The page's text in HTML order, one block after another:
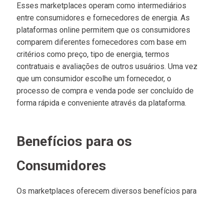
Esses marketplaces operam como intermediários
entre consumidores e fornecedores de energia. As
plataformas online permitem que os consumidores
comparem diferentes fornecedores com base em
critérios como preço, tipo de energia, termos
contratuais e avaliações de outros usuários. Uma vez
que um consumidor escolhe um fornecedor, o
processo de compra e venda pode ser concluído de
forma rápida e conveniente através da plataforma.
Benefícios para os
Consumidores
Os marketplaces oferecem diversos benefícios para